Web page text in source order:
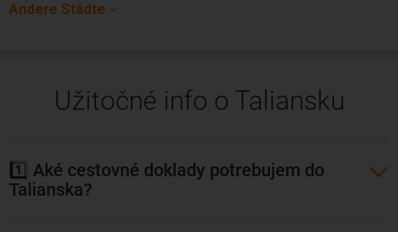
Neapol sa pýši taktiež obrovským počtom kostolov, pevností
Neapol a zomrieť“.
najčastejšie kúpite z Viedne, Budapešti a z Prahy. Lety sú
buď priame, alebo s jedným prestupom. Priamy let trvá okolo
Andere Städte
Užitočné info o Taliansku
1️⃣ Aké cestovné doklady potrebujem do
Talianska?